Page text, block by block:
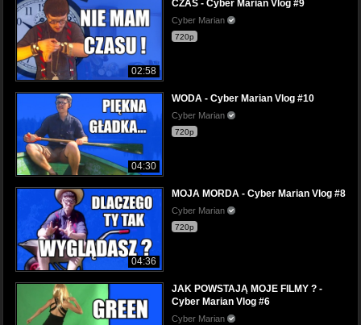
02:58
CZAS - Cyber Marian Vlog #9
Cyber Marian
720p
04:30
WODA - Cyber Marian Vlog #10
Cyber Marian
720p
04:36
MOJA MORDA - Cyber Marian Vlog #8
Cyber Marian
720p
JAK POWSTAJĄ MOJE FILMY ? -
Cyber Marian Vlog #6
Cyber Marian